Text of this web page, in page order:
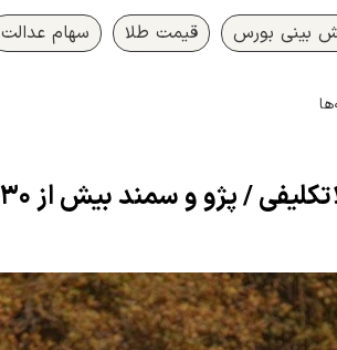
بینی بورس قیمت طلا سهام عدالت
بیش از ۳۰ میلیون تومان ارزان شدند + قیمت خودروها